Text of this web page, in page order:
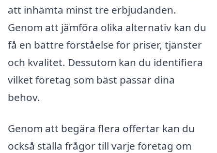
att inhämta minst tre erbjudanden.
Genom att jämföra olika alternativ kan du
få en bättre förståelse för priser, tjänster
och kvalitet. Dessutom kan du identifiera
vilket företag som bäst passar dina
behov.
Genom att begära flera offertar kan du
också ställa frågor till varje företag om